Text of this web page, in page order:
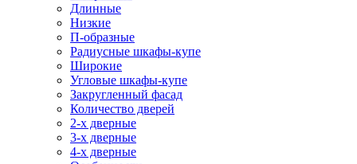
Длинные
Низкие
П-образные
Радиусные шкафы-купе
Широкие
Угловые шкафы-купе
Закругленный фасад
Количество дверей
2-х дверные
3-х дверные
4-х дверные